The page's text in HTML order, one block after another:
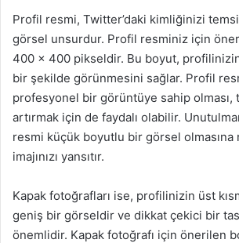
Profil resmi, Twitter’daki kimliğinizi
görsel unsurdur. Profil resminiz için
400 x 400 pikseldir. Bu boyut,
bir şekilde görünmesini sağlar. Profil
profesyonel bir görüntüye sahip olması,
artırmak için de faydalı olabilir.
resmi küçük boyutlu bir görsel olmasına
imajınızı yansıtır.
Kapak fotoğrafları ise, profilinizin üst
geniş bir görseldir ve dikkat çekici bir
önemlidir. Kapak fotoğrafı için önerilen